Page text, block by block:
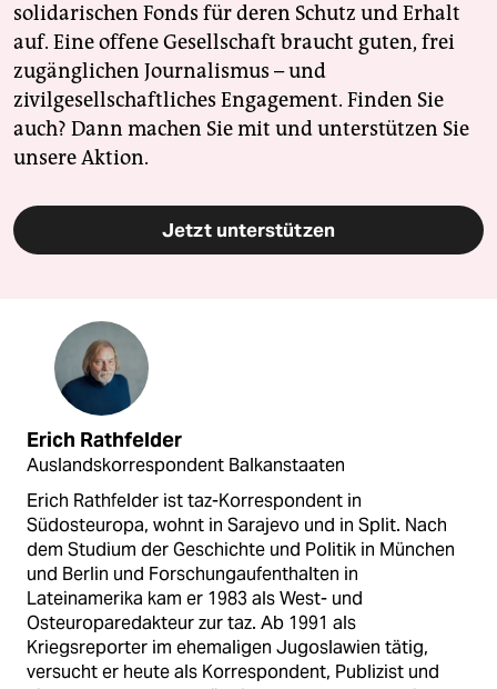
solidarischen Fonds für deren Schutz und Erhalt
auf. Eine offene Gesellschaft braucht guten, frei
zugänglichen Journalismus – und
zivilgesellschaftliches Engagement. Finden Sie
auch? Dann machen Sie mit und unterstützen Sie
unsere Aktion.
Jetzt unterstützen
Erich Rathfelder
Auslandskorrespondent Balkanstaaten
Erich Rathfelder ist taz-Korrespondent in
Südosteuropa, wohnt in Sarajevo und in Split. Nach
dem Studium der Geschichte und Politik in München
und Berlin und Forschungaufenthalten in
Lateinamerika kam er 1983 als West- und
Osteuroparedakteur zur taz. Ab 1991 als
Kriegsreporter im ehemaligen Jugoslawien tätig,
versucht er heute als Korrespondent, Publizist und